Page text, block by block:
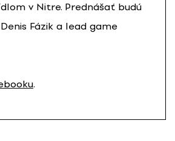
v Nitre. Prednášať budú
Fázik a lead game
.